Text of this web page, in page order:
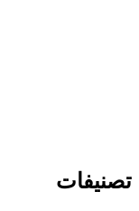
تصنيفات